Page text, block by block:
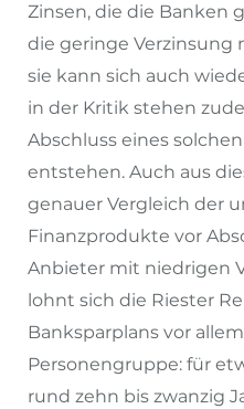
Zinsen, die die Banken
die geringe Verzinsung
sie kann sich auch
in der Kritik stehen
Abschluss eines
entstehen. Auch aus
genauer Vergleich der
Finanzprodukte vor
Anbieter mit niedrigen
lohnt sich die Riester
Banksparplans vor
Personengruppe: für
rund zehn bis zwanzig